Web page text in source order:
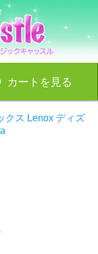
カートを見る
クス Lenox ディズ